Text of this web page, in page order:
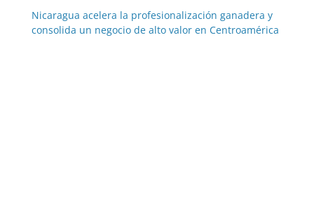
Nicaragua acelera la profesionalización ganadera y
consolida un negocio de alto valor en Centroamérica